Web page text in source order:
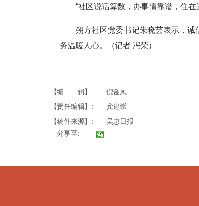
“社区说话算数，办事情靠谱，住在
朔方社区党委书记朱晓芸表示，诚信
务温暖人心。（记者 冯荣）
【编 辑】:
倪金凤
【责任编辑】:
龚建崇
【稿件来源】:
吴忠日报
分享至: